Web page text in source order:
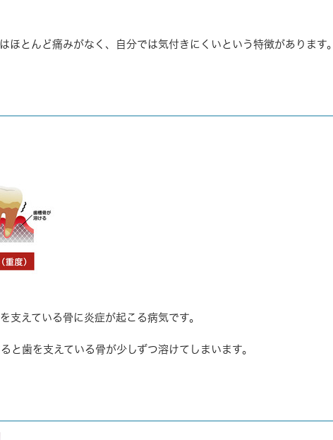
とんど痛みがなく、自分では気付きにくいという特徴があります。
支えている骨に炎症が起こる病気です。
歯を支えている骨が少しずつ溶けてしまいます。